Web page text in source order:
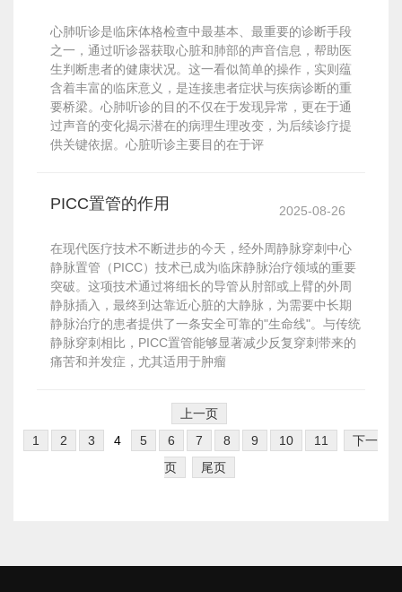
心肺听诊是临床体格检查中最基本、最重要的诊断手段
之一，通过听诊器获取心脏和肺部的声音信息，帮助医
生判断患者的健康状况。这一看似简单的操作，实则蕴
含着丰富的临床意义，是连接患者症状与疾病诊断的重
要桥梁。心肺听诊的目的不仅在于发现异常，更在于通
过声音的变化揭示潜在的病理生理改变，为后续诊疗提
供关键依据。心脏听诊主要目的在于评
PICC置管的作用 2025-08-26
在现代医疗技术不断进步的今天，经外周静脉穿刺中心
静脉置管（PICC）技术已成为临床静脉治疗领域的重要
突破。这项技术通过将细长的导管从肘部或上臂的外周
静脉插入，最终到达靠近心脏的大静脉，为需要中长期
静脉治疗的患者提供了一条安全可靠的"生命线"。与传统
静脉穿刺相比，PICC置管能够显著减少反复穿刺带来的
痛苦和并发症，尤其适用于肿瘤
上一页
1
2 3 4 5 6 7 8 9 10 11
下一
页
尾页